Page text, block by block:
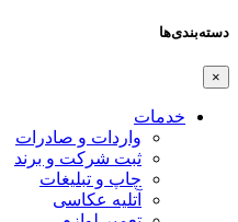
دسته‌بندی‌ها
×
خدمات
واردات و صادرات
ثبت شرکت و برند
چاپ و تبلیغات
آتلیه عکاسی